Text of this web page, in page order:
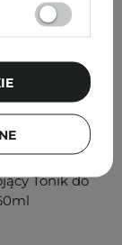
Tonik do